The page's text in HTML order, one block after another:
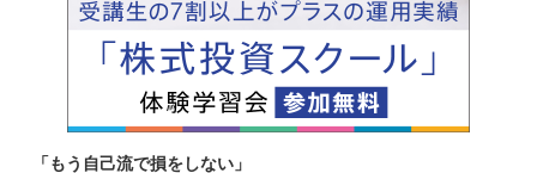
「もう自己流で損をしない」